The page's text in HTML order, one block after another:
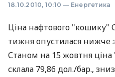
18.10.2010, 10:10 — Енергетика
Ціна нафтового "кошику"
тижня опустилася нижче
Станом на 15 жовтня
склала 79,86 дол./бар.,